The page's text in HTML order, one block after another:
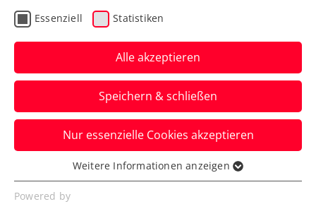
Billie Jean King Cup:
Österreich – Lettland
jetzt im Livestream
Das zweite Gruppenspiel der ÖTV-Damen
in der Europa/Afrika-Gruppe I in Vilnius
gibt es live auf ÖTV TV.
Verfasst von: Manuel Wachta, 09.04.2025
Essenziell Statistiken
Alle akzeptieren
Speichern & schließen
Nur essenzielle Cookies akzeptieren
Essenziell
Essenzielle Cookies werden für grundlegende
Weitere Informationen anzeigen
Powered by